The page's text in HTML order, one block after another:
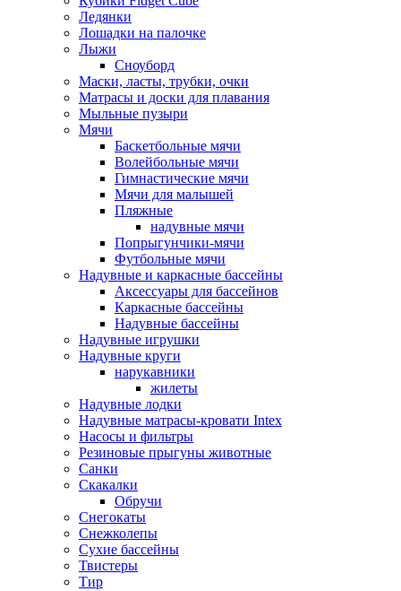
Ледянки
Лошадки на палочке
Лыжи
Сноуборд
Маски, ласты, трубки, очки
Матрасы и доски для плавания
Мыльные пузыри
Мячи
Баскетбольные мячи
Волейбольные мячи
Гимнастические мячи
Мячи для малышей
Пляжные
надувные мячи
Попрыгунчики-мячи
Футбольные мячи
Надувные и каркасные бассейны
Аксессуары для бассейнов
Каркасные бассейны
Надувные бассейны
Надувные игрушки
Надувные круги
нарукавники
жилеты
Надувные лодки
Надувные матрасы-кровати Intex
Насосы и фильтры
Резиновые прыгуны животные
Санки
Скакалки
Обручи
Снегокаты
Снежколепы
Сухие бассейны
Твистеры
Тир